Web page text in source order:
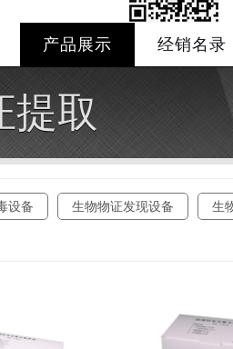
产品展示 经销名录
提取
设备 生物物证发现设备 生